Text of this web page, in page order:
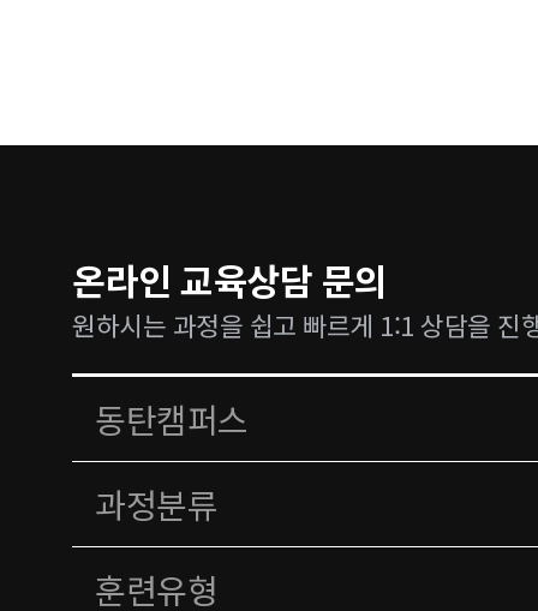
온라인 교육상담 문의
원하시는 과정을 쉽고 빠르게 1:1 상담을 진